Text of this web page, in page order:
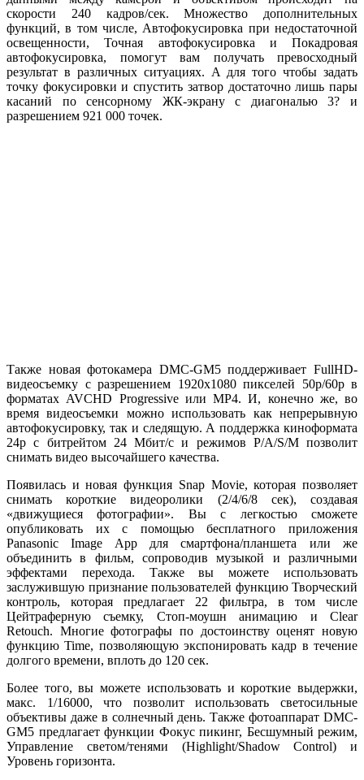
скорости 240 кадров/сек. Множество дополнительных
функций, в том числе, Автофокусировка при недостаточной
освещенности, Точная автофокусировка и Покадровая
автофокусировка, помогут вам получать превосходный
результат в различных ситуациях. А для того чтобы задать
точку фокусировки и спустить затвор достаточно лишь пары
касаний по сенсорному ЖК-экрану с диагональю 3? и
разрешением 921 000 точек.
Также новая фотокамера DMC-GM5 поддерживает FullHD-
видеосъемку с разрешением 1920х1080 пикселей 50p/60p в
форматах AVCHD Progressive или MP4. И, конечно же, во
время видеосъемки можно использовать как непрерывную
автофокусировку, так и следящую. А поддержка киноформата
24p с битрейтом 24 Мбит/с и режимов P/A/S/M позволит
снимать видео высочайшего качества.
Появилась и новая функция Snap Movie, которая позволяет
снимать короткие видеоролики (2/4/6/8 сек), создавая
«движущиеся фотографии». Вы с легкостью сможете
опубликовать их с помощью бесплатного приложения
Panasonic Image App для смартфона/планшета или же
объединить в фильм, сопроводив музыкой и различными
эффектами перехода. Также вы можете использовать
заслужившую признание пользователей функцию Творческий
контроль, которая предлагает 22 фильтра, в том числе
Цейтраферную съемку, Стоп-моушн анимацию и Clear
Retouch. Многие фотографы по достоинству оценят новую
функцию Time, позволяющую экспонировать кадр в течение
долгого времени, вплоть до 120 сек.
Более того, вы можете использовать и короткие выдержки,
макс. 1/16000, что позволит использовать светосильные
объективы даже в солнечный день. Также фотоаппарат DMC-
GM5 предлагает функции Фокус пикинг, Бесшумный режим,
Управление светом/тенями (Highlight/Shadow Control) и
Уровень горизонта.